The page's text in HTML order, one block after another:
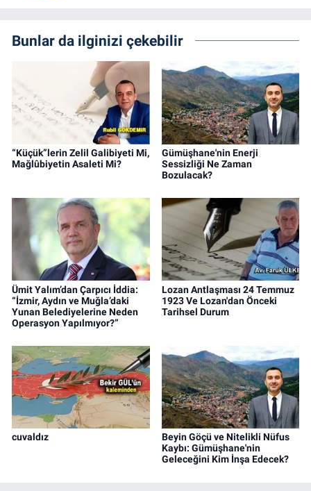
Bunlar da ilginizi çekebilir
“Küçük”lerin Zelil Galibiyeti Mi,
Mağlûbiyetin Asaleti Mi?
Gümüşhane'nin Enerji
Sessizliği Ne Zaman
Bozulacak?
Ümit Yalım’dan Çarpıcı İddia:
“İzmir, Aydın ve Muğla’daki
Yunan Belediyelerine Neden
Operasyon Yapılmıyor?”
Lozan Antlaşması 24 Temmuz
1923 Ve Lozan'dan Önceki
Tarihsel Durum
cuvaldız
Beyin Göçü ve Nitelikli Nüfus
Kaybı: Gümüşhane'nin
Geleceğini Kim İnşa Edecek?